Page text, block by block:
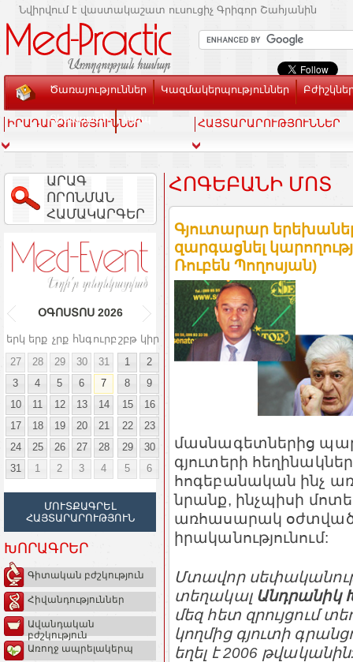
Նվիրվում է վաստակաշատ ուսուցիչ Գրիգոր Շահյանին
Ծառայություններ Կազմակերպություններ
Տեսասրահ Կապ
ԻՐԱԴԱՐՁՈՒԹՅՈՒՆՆԵՐ ՀԱՅՏԱՐԱՐՈՒԹՅՈՒՆՆԵՐ
ԱՐԱԳ
ՈՐՈՆՄԱՆ
ՀԱՄԱԿԱՐԳԵՐ
ՕԳՈՍՏՈՍ 2026
երկ երք չրք հնգուրբ շբթ կիր
27
28 29 30 31 1
2
3
4 5 6 7 8
9
10
11 12 13 14 15
16
17
18 19 20 21 22
23
24
25 26 27 28 29
30
31
1 2 3 4 5 6
ՄՈՒՏՔԱԳՐԵԼ
ՀԱՅՏԱՐԱՐՈՒԹՅՈՒՆ
ԽՈՐԱԳՐԵՐ
Գիտական բժշկություն
Հիվանդություններ
Ավանդական
բժշկություն
Առողջ ապրելակերպ
ՀՈԳԵԲԱՆԻ ՄՈՏ
Գյուտարար
զարգացնել
Ռուբեն Պողոսյան)
մասնագետներից
գյուտերի
հոգեբանական ինչ
նրանք, ինչպիսի
առհասարակ
իրականությունում:
Մտավոր
տեղակալ Անդրանիկ
մեզ հետ զրույցում
կողմից գյուտի
եղել է 2006